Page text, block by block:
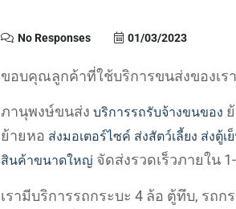
No Responses 01/03/2023
ขอบคุณลูกค้าที่ใช้บริการขนส่งของเรา
ภานุพงษ์ขนส่ง บริการรถรับจ้างขนของ
ย้ายหอ ส่งมอเตอร์ไซค์ ส่งสัตว์เลี้ยง ส่งตู้เ
สินค้าขนาดใหญ่ จัดส่งรวดเร็วภายใน
เรามีบริการรถกระบะ 4 ล้อ ตู้ทึบ, รถ